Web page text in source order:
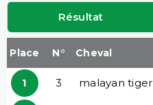
Résultat
Place N° Cheval
1 3 malayan tiger